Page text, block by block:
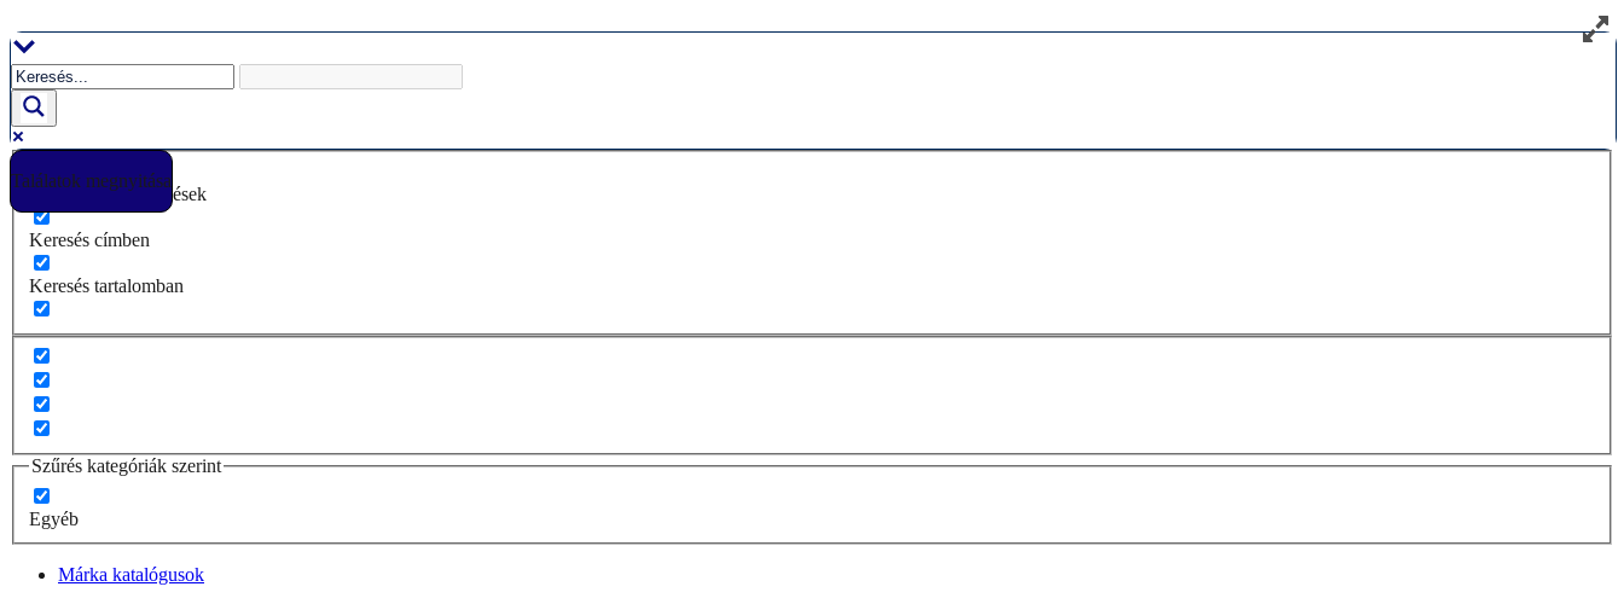
a
tartalomhoz
Találatok megnyitása
Csak pontos egyezések
Keresés címben
Keresés tartalomban
Szűrés kategóriák szerint
Egyéb
Márka katalógusok